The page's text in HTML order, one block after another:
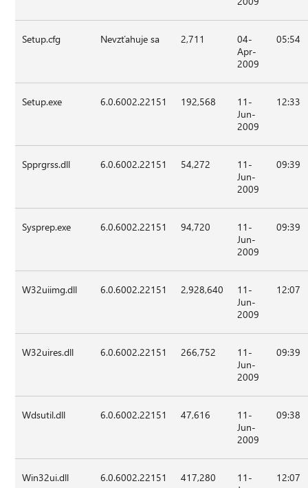
Setup.cfg Nevzťahuje sa 2,711
04-
Apr-
2009
05:54
Setup.exe 6.0.6002.22151 192,568
11-
Jun-
2009
12:33
Spprgrss.dll 6.0.6002.22151 54,272
11-
Jun-
2009
09:39
Sysprep.exe 6.0.6002.22151 94,720
11-
Jun-
2009
09:39
W32uiimg.dll 6.0.6002.22151 2,928,640
11-
Jun-
2009
12:07
W32uires.dll 6.0.6002.22151 266,752
11-
Jun-
2009
09:39
Wdsutil.dll 6.0.6002.22151 47,616
11-
Jun-
2009
09:38
Win32ui.dll 6.0.6002.22151 417,280
11-
12:07